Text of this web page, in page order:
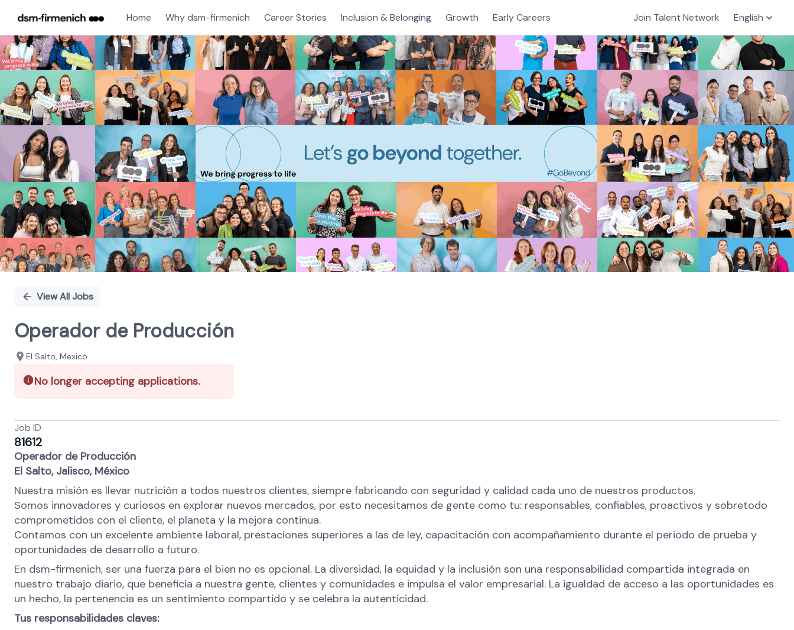
Home Why dsm-firmenich Career Stories Inclusion & Belonging Growth Early Careers Join Talent Network English
Single
Position
View All Jobs
Operador de Producción
El Salto, Mexico
No longer accepting applications.
Job ID
81612
Operador de Producción
El Salto, Jalisco, México
Nuestra misión es llevar nutrición a todos nuestros clientes, siempre fabricando con seguridad y calidad cada uno de nuestros productos.
Somos innovadores y curiosos en explorar nuevos mercados, por esto necesitamos de gente como tu: responsables, confiables, proactivos y sobretodo
comprometidos con el cliente, el planeta y la mejora continua.
Contamos con un excelente ambiente laboral, prestaciones superiores a las de ley, capacitación con acompañamiento durante el periodo de prueba y
oportunidades de desarrollo a futuro.
En dsm-firmenich, ser una fuerza para el bien no es opcional. La diversidad, la equidad y la inclusión son una responsabilidad compartida integrada en
nuestro trabajo diario, que beneficia a nuestra gente, clientes y comunidades e impulsa el valor empresarial. La igualdad de acceso a las oportunidades es
un hecho, la pertenencia es un sentimiento compartido y se celebra la autenticidad.
Tus responsabilidades claves: